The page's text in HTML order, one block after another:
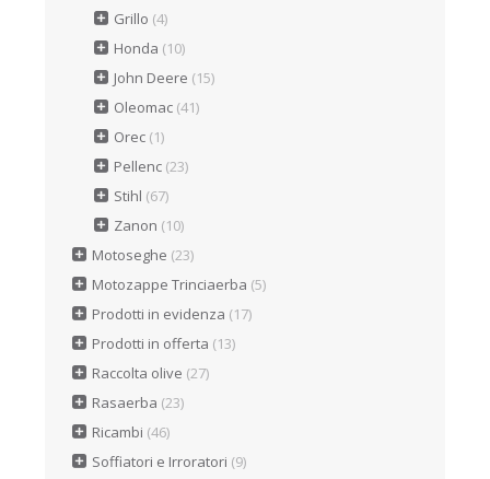
Grillo (4)
Honda (10)
John Deere (15)
Oleomac (41)
Orec (1)
Pellenc (23)
Stihl (67)
Zanon (10)
Motoseghe (23)
Motozappe Trinciaerba (5)
Prodotti in evidenza (17)
Prodotti in offerta (13)
Raccolta olive (27)
Rasaerba (23)
Ricambi (46)
Soffiatori e Irroratori (9)